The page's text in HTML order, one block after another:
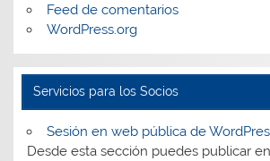
Feed de comentarios
WordPress.org
Servicios para los Socios
Sesión en web pública de
Desde esta sección puedes publicar